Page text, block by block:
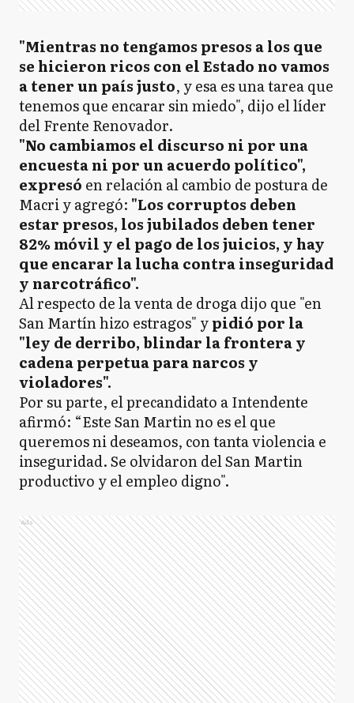
"Mientras no tengamos presos a los que
se hicieron ricos con el Estado no vamos
a tener un país justo, y esa es una tarea que
tenemos que encarar sin miedo", dijo el líder
del Frente Renovador.
"No cambiamos el discurso ni por una
encuesta ni por un acuerdo político",
expresó en relación al cambio de postura de
Macri y agregó: "Los corruptos deben
estar presos, los jubilados deben tener
82% móvil y el pago de los juicios, y hay
que encarar la lucha contra inseguridad
y narcotráfico".
Al respecto de la venta de droga dijo que "en
San Martín hizo estragos" ypidió por la
"ley de derribo, blindar la frontera y
cadena perpetua para narcos y
violadores".
Por su parte, el precandidato a Intendente
afirmó: “Este San Martin no es el que
queremos ni deseamos, con tanta violencia e
inseguridad. Se olvidaron del San Martin
productivo y el empleo digno".
Ads